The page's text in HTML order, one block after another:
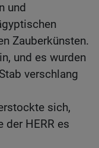
und
Zauberkünsten.
und es wurden
verschlang
sich,
der HERR es